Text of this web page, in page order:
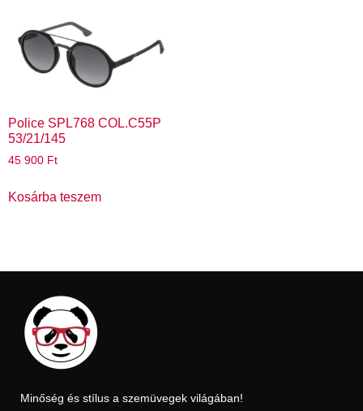
Police SPL768 COL.C55P
53/21/145
45 900 Ft
Kosárba teszem
Minőség és stílus a szemüvegek világában!